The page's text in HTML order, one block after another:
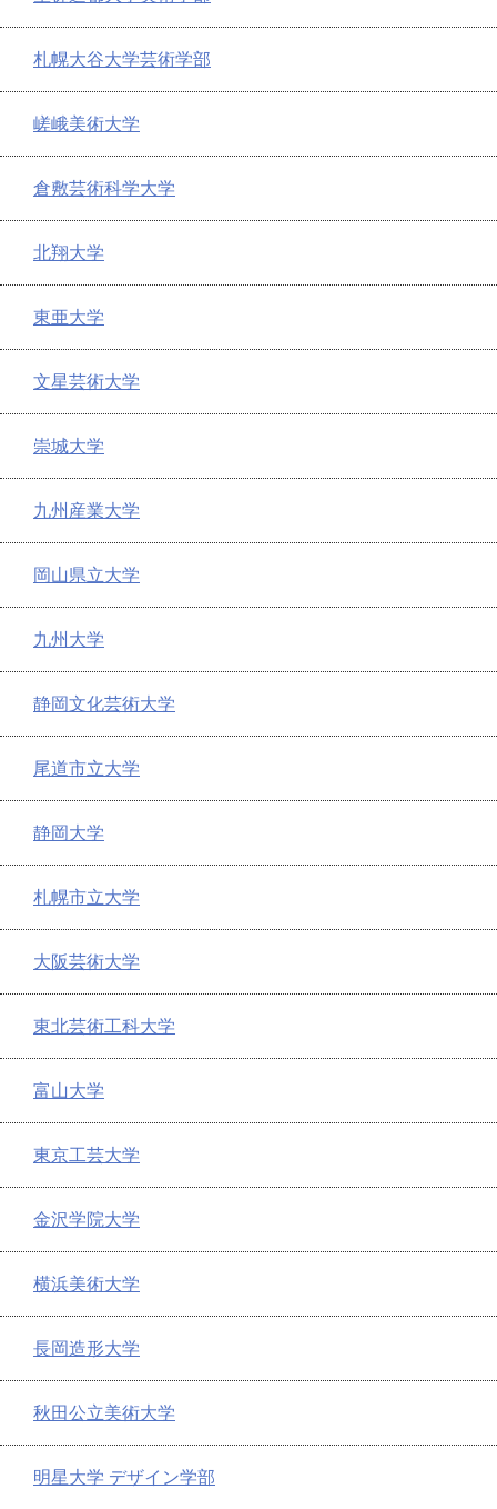
札幌大谷大学芸術学部
嵯峨美術大学
倉敷芸術科学大学
北翔大学
東亜大学
文星芸術大学
崇城大学
九州産業大学
岡山県立大学
九州大学
静岡文化芸術大学
尾道市立大学
静岡大学
札幌市立大学
大阪芸術大学
東北芸術工科大学
富山大学
東京工芸大学
金沢学院大学
横浜美術大学
長岡造形大学
秋田公立美術大学
明星大学 デザイン学部